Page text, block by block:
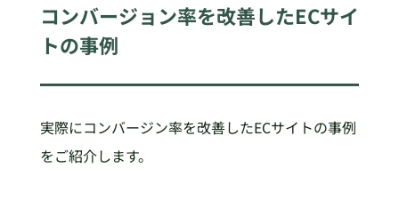
コンバージョン率を改善したECサイ
トの事例
実際にコンバージン率を改善したECサイトの事例
をご紹介します。